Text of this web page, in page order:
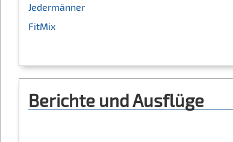
Jedermänner
FitMix
Berichte und Ausflüge